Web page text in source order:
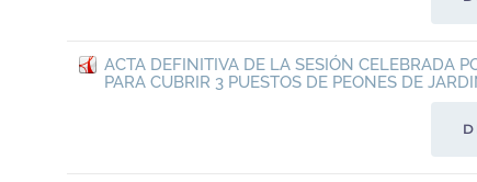
ACTA DEFINITIVA DE LA SESIÓN CELEBRADA
PARA CUBRIR 3 PUESTOS DE PEONES DE